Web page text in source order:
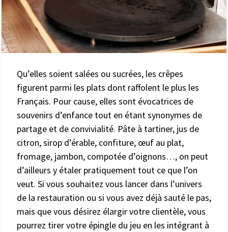
Qu’elles soient salées ou sucrées, les crêpes
figurent parmi les plats dont raffolent le plus les
Français. Pour cause, elles sont évocatrices de
souvenirs d’enfance tout en étant synonymes de
partage et de convivialité. Pâte à tartiner, jus de
citron, sirop d’érable, confiture, œuf au plat,
fromage, jambon, compotée d’oignons…, on peut
d’ailleurs y étaler pratiquement tout ce que l’on
veut. Si vous souhaitez vous lancer dans l’univers
de la restauration ou si vous avez déjà sauté le pas,
mais que vous désirez élargir votre clientèle, vous
pourrez tirer votre épingle du jeu en les intégrant à